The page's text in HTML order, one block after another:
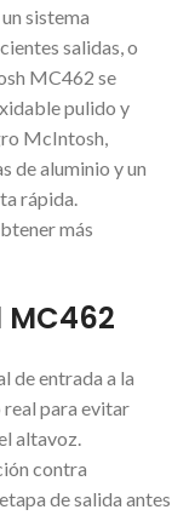
sistema
salidas, o
MC462 se
pulido y
McIntosh,
de aluminio y un
rápida.
más
de entrada a la
real para evitar
altavoz.
contra
de salida antes